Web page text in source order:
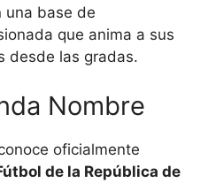
una base de
que anima a sus
desde las gradas.
Nombre
oficialmente
de la República de